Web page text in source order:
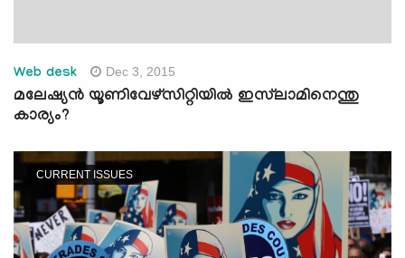
Web desk Dec 3, 2015
മലേഷ്യന്‍ യൂണിവേഴ്‌സിറ്റിയില്‍ ഇസ്‌ലാമിനെന്തു
കാര്യം?
CURRENT ISSUES